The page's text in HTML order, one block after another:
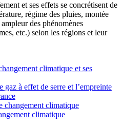
et ses effets se concrétisent de
régime des pluies, montée
des phénomènes
etc.) selon les régions et leur
climatique et ses
gaz à effet de serre et l’empreinte
changement climatique
climatique